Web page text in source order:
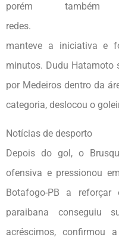
porém
redes. Na
manteve a iniciativa e
minutos. Dudu Hatamoto
por Medeiros dentro da
categoria, deslocou o
Notícias de desporto
Depois do gol, o
ofensiva e pressionou
Botafogo-PB a
paraibana conseguiu
acréscimos, confirmou